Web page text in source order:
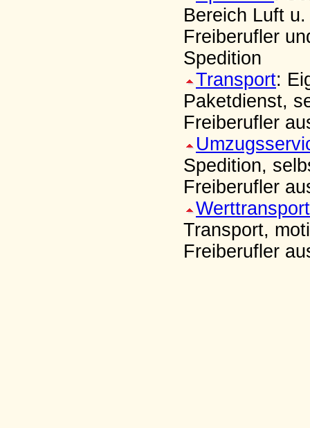
Bereich Luft
Freiberufler
Spedition
Transport:
Paketdienst,
Freiberufler
Spedition,
Freiberufler
Werttransport
Transport,
Freiberufler